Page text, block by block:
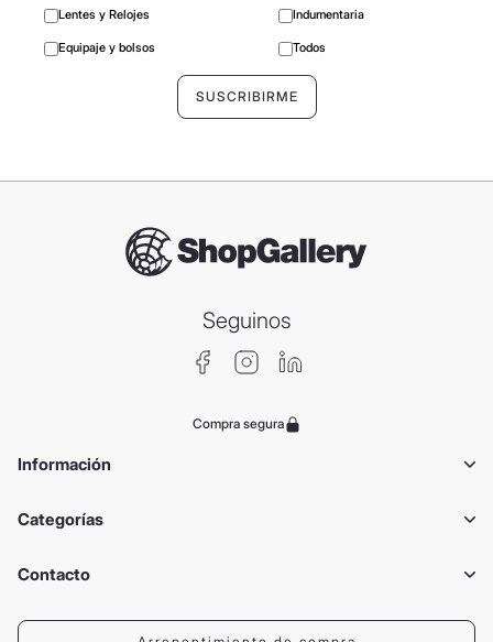
Lentes y Relojes Indumentaria
Equipaje y bolsos Todos
Seguinos
Compra segura
Información
Categorías
Contacto